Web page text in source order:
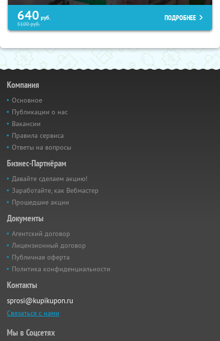
640 руб.
5100руб.
ПОДРОБНЕЕ
Компания
Основное
Публикации о нас
Вакансии
Правила сервиса
Ответы на вопросы
Бизнес-Партнёрам
Давайте сделаем акцию!
Заработайте, как Вебмастер
Прошедшие акции
Документы
Агентский договор
Лицензионный договор
Публичная оферта
Политика конфиденциальности
Контакты
sprosi@kupikupon.ru
Связаться с нами
Мы в Соцсетях